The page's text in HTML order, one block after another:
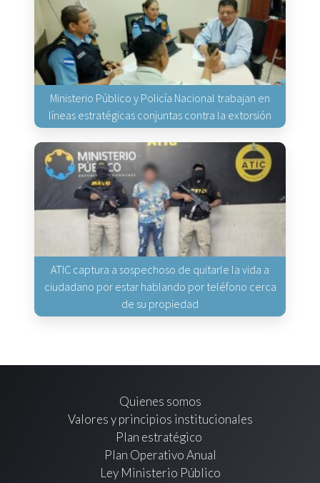
Ministerio Público y Policía Nacional trabajan en
líneas estratégicas conjuntas contra la extorsión
ATIC captura a sospechoso de quitarle la vida a
ciudadano por estar hablando por teléfono cerca
de su propiedad
Quienes somos
Valores y principios institucionales
Plan estratégico
Plan Operativo Anual
Ley Ministerio Público